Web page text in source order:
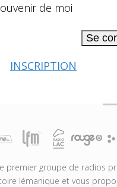
de moi
Se
INSCRIPTION
premier groupe de radios
lémanique et vous